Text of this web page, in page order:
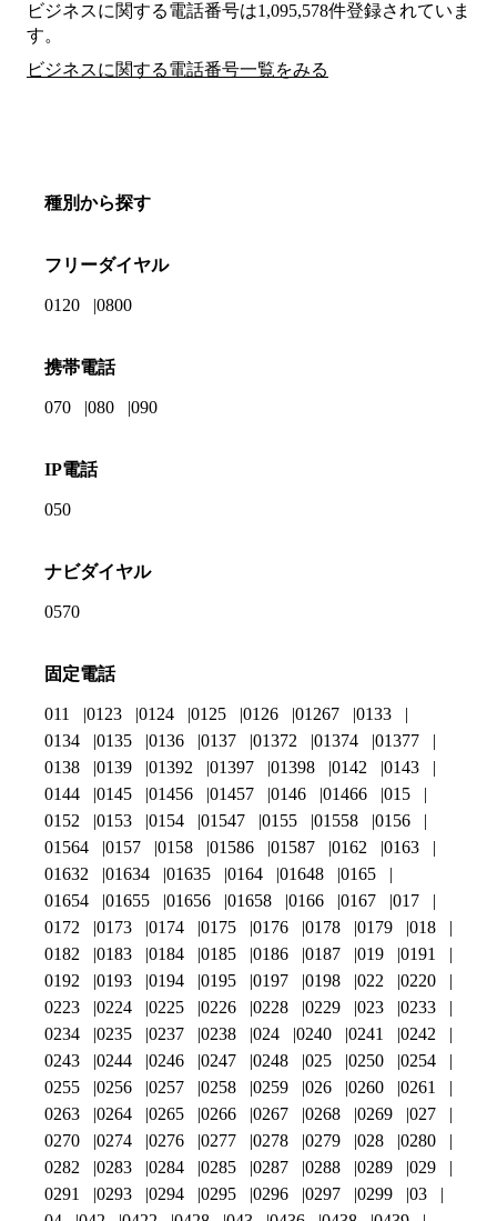
ビジネスに関する電話番号は1,095,578件登録されていま
す。
ビジネスに関する電話番号一覧をみる
種別から探す
フリーダイヤル
0120 0800
携帯電話
070 080 090
IP電話
050
ナビダイヤル
0570
固定電話
011 0123 0124 0125 0126 01267
0133
0134
0135 0136 0137 01372 01374
01377
0138
0139 01392 01397 01398 0142
0143
0144
0145 01456 01457 0146 01466
015
0152
0153 0154 01547 0155 01558
0156
01564
0157 0158 01586 01587 0162
0163
01632
01634 01635 0164 01648
0165
01654
01655 01656 01658 0166 0167
017
0172
0173 0174 0175 0176 0178 0179
018
0182
0183 0184 0185 0186 0187 019
0191
0192
0193 0194 0195 0197 0198 022
0220
0223
0224 0225 0226 0228 0229 023
0233
0234
0235 0237 0238 024 0240 0241
0242
0243
0244 0246 0247 0248 025 0250
0254
0255
0256 0257 0258 0259 026 0260
0261
0263
0264 0265 0266 0267 0268 0269
027
0270
0274 0276 0277 0278 0279 028
0280
0282
0283 0284 0285 0287 0288 0289
029
0291
0293 0294 0295 0296 0297 0299
03